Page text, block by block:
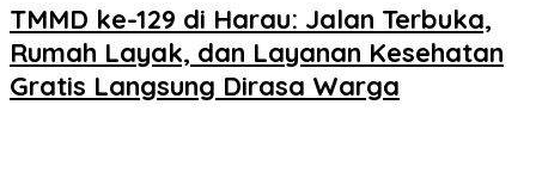
TMMD ke-129 di Harau: Jalan Terbuka,
Rumah Layak, dan Layanan Kesehatan
Gratis Langsung Dirasa Warga